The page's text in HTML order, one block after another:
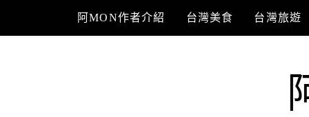
content
阿MON作者介紹 台灣美食 台灣旅遊